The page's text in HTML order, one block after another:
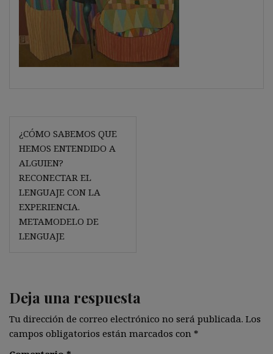
Navegación
de
entradas
¿CÓMO SABEMOS QUE
HEMOS ENTENDIDO A
ALGUIEN?
RECONECTAR EL
LENGUAJE CON LA
EXPERIENCIA.
METAMODELO DE
LENGUAJE
Deja una respuesta
Tu dirección de correo electrónico no será publicada. Los
campos obligatorios están marcados con *